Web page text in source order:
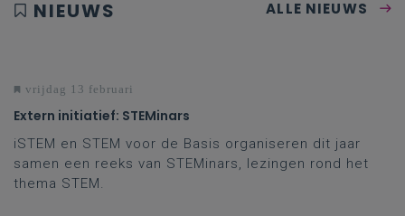
NIEUWS ALLE NIEUWS
vrijdag 13 februari
Extern initiatief: STEMinars
iSTEM en STEM voor de Basis organiseren dit jaar
samen een reeks van STEMinars, lezingen rond het
thema STEM.